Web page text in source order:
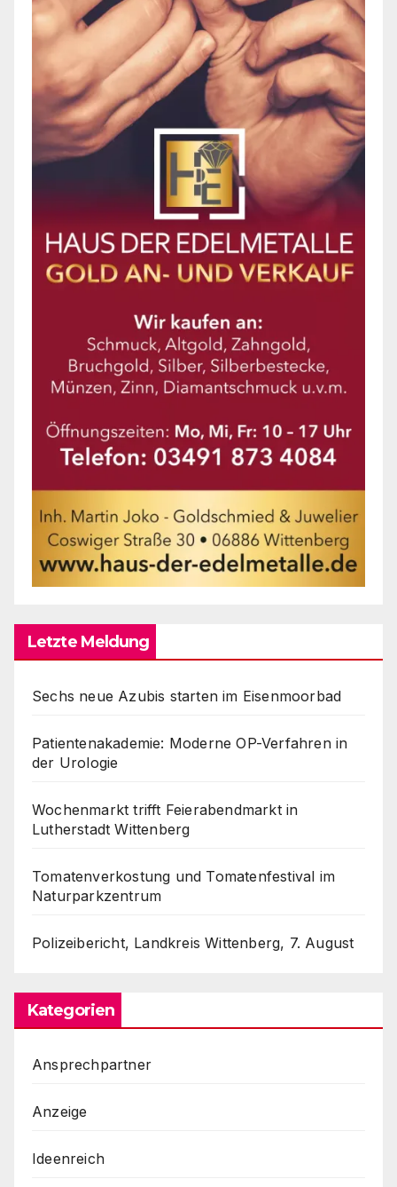
Letzte Meldung
Sechs neue Azubis starten im Eisenmoorbad
Patientenakademie: Moderne OP-Verfahren in
der Urologie
Wochenmarkt trifft Feierabendmarkt in
Lutherstadt Wittenberg
Tomatenverkostung und Tomatenfestival im
Naturparkzentrum
Polizeibericht, Landkreis Wittenberg, 7. August
Kategorien
Ansprechpartner
Anzeige
Ideenreich